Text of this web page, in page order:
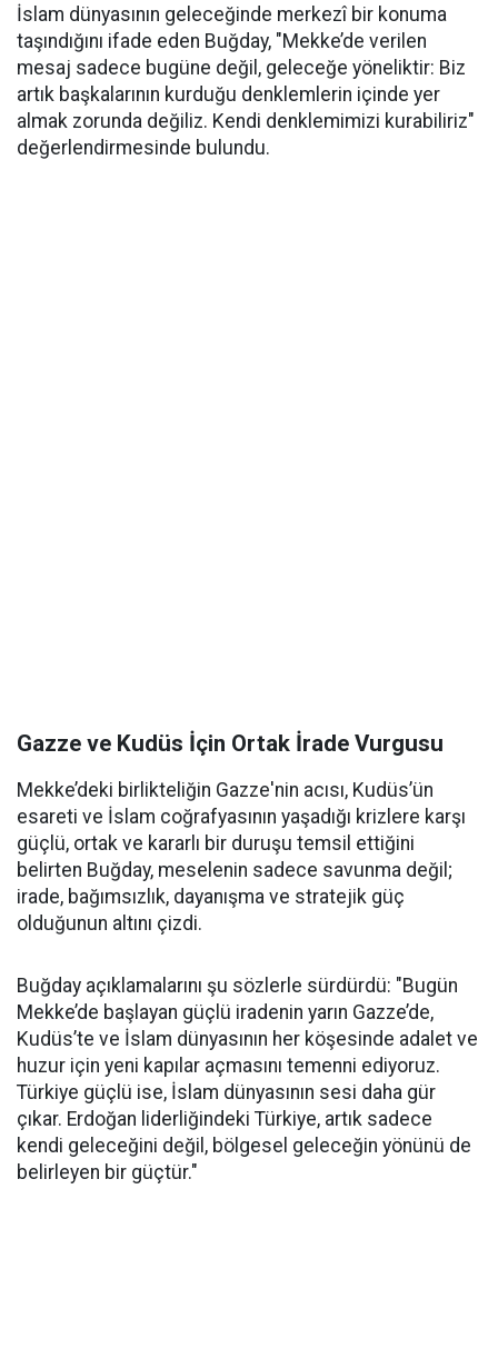
İslam dünyasının geleceğinde merkezî bir konuma
taşındığını ifade eden Buğday, "Mekke’de verilen
mesaj sadece bugüne değil, geleceğe yöneliktir: Biz
artık başkalarının kurduğu denklemlerin içinde yer
almak zorunda değiliz. Kendi denklemimizi kurabiliriz"
değerlendirmesinde bulundu.
Gazze ve Kudüs İçin Ortak İrade Vurgusu
Mekke’deki birlikteliğin Gazze'nin acısı, Kudüs’ün
esareti ve İslam coğrafyasının yaşadığı krizlere karşı
güçlü, ortak ve kararlı bir duruşu temsil ettiğini
belirten Buğday, meselenin sadece savunma değil;
irade, bağımsızlık, dayanışma ve stratejik güç
olduğunun altını çizdi.
Buğday açıklamalarını şu sözlerle sürdürdü: "Bugün
Mekke’de başlayan güçlü iradenin yarın Gazze’de,
Kudüs’te ve İslam dünyasının her köşesinde adalet ve
huzur için yeni kapılar açmasını temenni ediyoruz.
Türkiye güçlü ise, İslam dünyasının sesi daha gür
çıkar. Erdoğan liderliğindeki Türkiye, artık sadece
kendi geleceğini değil, bölgesel geleceğin yönünü de
belirleyen bir güçtür."